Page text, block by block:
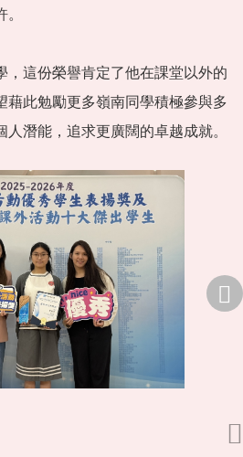
這份榮譽肯定了他在課堂以外的
此勉勵更多嶺南同學積極參與多
潛能，追求更廣闊的卓越成就。